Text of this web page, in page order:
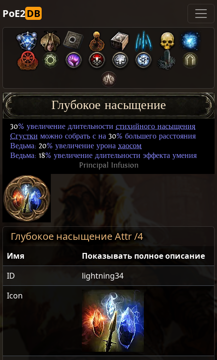
PoE2DB
Глубокое насыщение
30% увеличение длительности стихийного насыщения
Сгустки можно собрать с на 30% большего расстояния
Ведьма: 20% увеличение урона хаосом
Ведьма: 18% увеличение длительности эффекта умения
Principal Infusion
Глубокое насыщение Attr /4
Имя
Показывать полное описание
ID
lightning34
Icon